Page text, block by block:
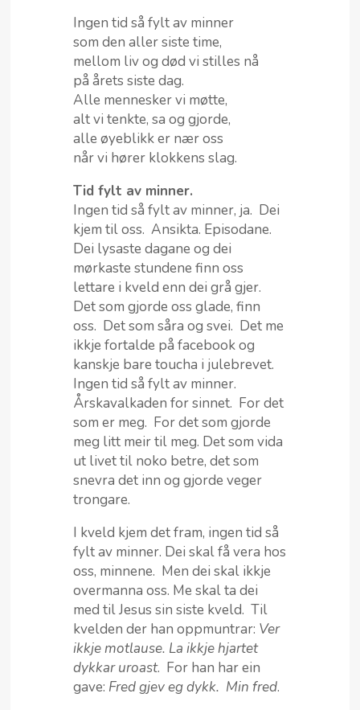
Ingen tid så fylt av minner
som den aller siste time,
mellom liv og død vi stilles nå
på årets siste dag.
Alle mennesker vi møtte,
alt vi tenkte, sa og gjorde,
alle øyeblikk er nær oss
når vi hører klokkens slag.
Tid fylt av minner.
Ingen tid så fylt av minner, ja. Dei
kjem til oss. Ansikta. Episodane.
Dei lysaste dagane og dei
mørkaste stundene finn oss
lettare i kveld enn dei grå gjer.
Det som gjorde oss glade, finn
oss. Det som såra og svei. Det me
ikkje fortalde på facebook og
kanskje bare toucha i julebrevet.
Ingen tid så fylt av minner.
Årskavalkaden for sinnet. For det
som er meg. For det som gjorde
meg litt meir til meg. Det som vida
ut livet til noko betre, det som
snevra det inn og gjorde veger
trongare.
I kveld kjem det fram, ingen tid så
fylt av minner. Dei skal få vera hos
oss, minnene. Men dei skal ikkje
overmanna oss. Me skal ta dei
med til Jesus sin siste kveld. Til
kvelden der han oppmuntrar: Ver
ikkje motlause. La ikkje hjartet
dykkar uroast. For han har ein
gave: Fred gjev eg dykk. Min fred.